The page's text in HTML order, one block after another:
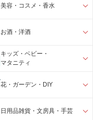
美容・コスメ・香水
お酒・洋酒
キッズ・ベビー・
マタニティ
花・ガーデン・DIY
日用品雑貨・文房具・手芸